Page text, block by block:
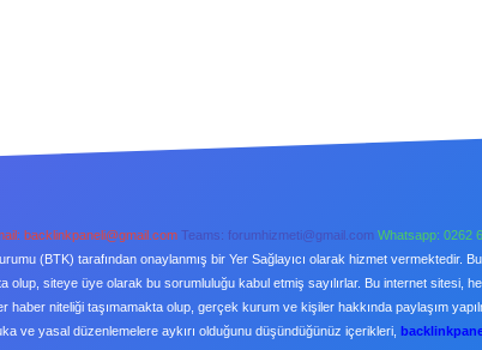
backlinkpaneli@gmail.com Teams: forumhizmeti@gmail.com Whatsapp: 0262
(BTK) tarafından onaylanmış bir Yer Sağlayıcı olarak hizmet
olup, siteye üye olarak bu sorumluluğu kabul etmiş sayılırlar. Bu internet sitesi,
haber niteliği taşımamakta olup, gerçek kurum ve kişiler hakkında paylaşım
ve yasal düzenlemelere aykırı olduğunu düşündüğünüz içerikleri,